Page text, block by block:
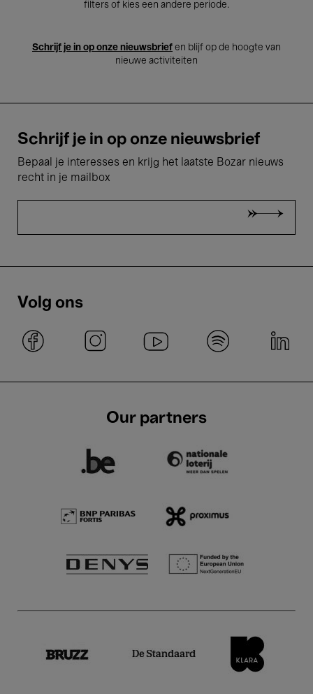
filters of kies een andere periode.
Schrijf je in op onze nieuwsbrief en blijf op de hoogte van
nieuwe activiteiten
Schrijf je in op onze nieuwsbrief
Bepaal je interesses en krijg het laatste Bozar nieuws
recht in je mailbox
Volg ons
Our partners